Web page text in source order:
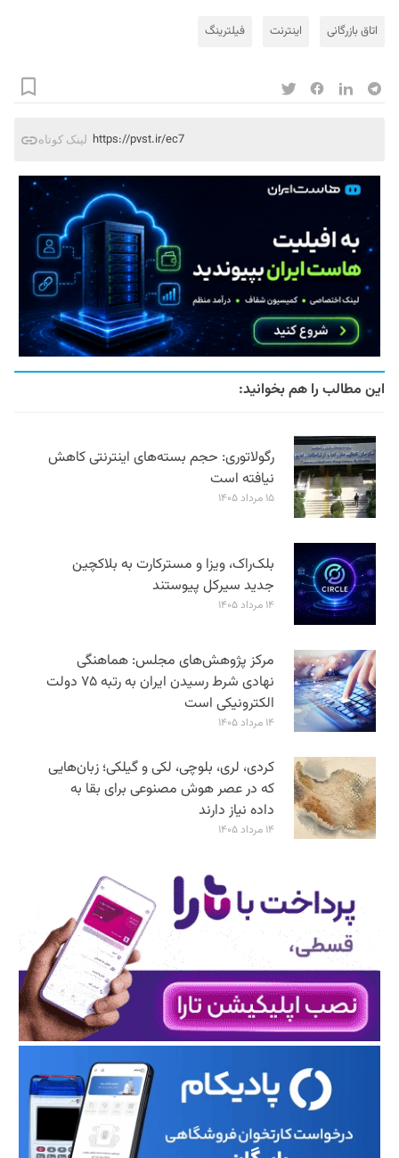
اتاق بازرگانی اینترنت فیلترینگ
لینک کوتاه https://pvst.ir/ec7
این مطالب را هم بخوانید:
رگولاتوری: حجم بسته‌های اینترنتی کاهش
نیافته است
۱۵ مرداد ۱۴۰۵
بلک‌راک، ویزا و مسترکارت به بلاکچین
جدید سیرکل پیوستند
۱۴ مرداد ۱۴۰۵
مرکز پژوهش‌های مجلس: هماهنگی
نهادی شرط رسیدن ایران به رتبه ۷۵ دولت
الکترونیکی است
۱۴ مرداد ۱۴۰۵
کردی، لری، بلوچی، لکی و گیلکی؛ زبان‌هایی
که در عصر هوش مصنوعی برای بقا به
داده نیاز دارند
۱۴ مرداد ۱۴۰۵